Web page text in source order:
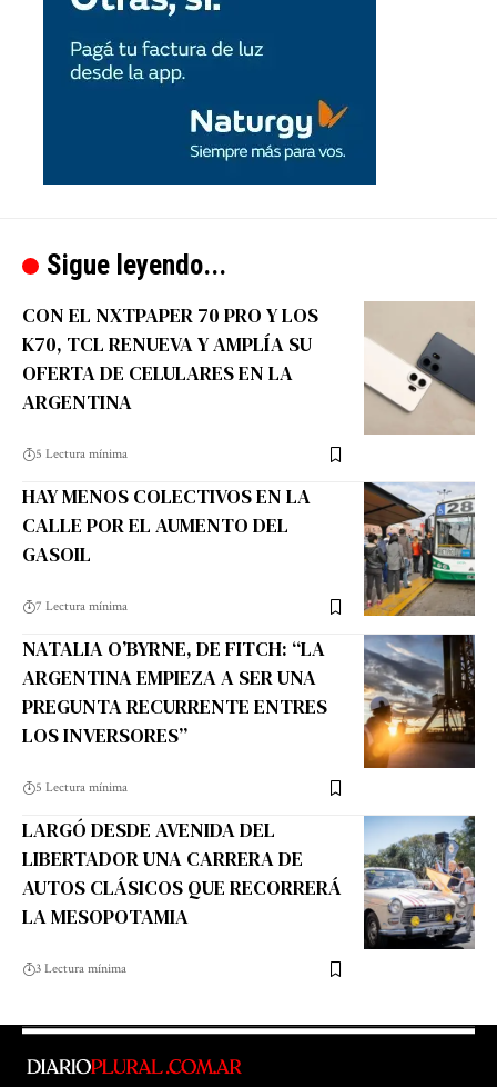
Sigue leyendo...
CON EL NXTPAPER 70 PRO Y LOS
K70, TCL RENUEVA Y AMPLÍA SU
OFERTA DE CELULARES EN LA
ARGENTINA
5 Lectura mínima
HAY MENOS COLECTIVOS EN LA
CALLE POR EL AUMENTO DEL
GASOIL
7 Lectura mínima
NATALIA O’BYRNE, DE FITCH: “LA
ARGENTINA EMPIEZA A SER UNA
PREGUNTA RECURRENTE ENTRES
LOS INVERSORES”
5 Lectura mínima
LARGÓ DESDE AVENIDA DEL
LIBERTADOR UNA CARRERA DE
AUTOS CLÁSICOS QUE RECORRERÁ
LA MESOPOTAMIA
3 Lectura mínima